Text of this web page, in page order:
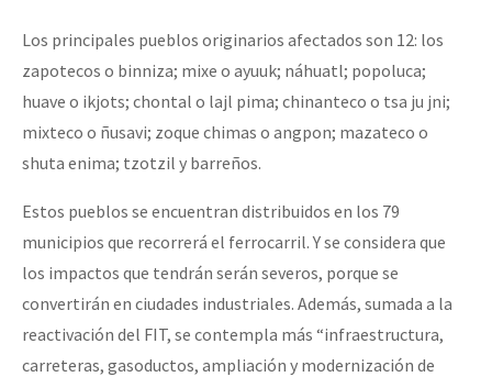
Los principales pueblos originarios afectados son 12: los
zapotecos o binniza; mixe o ayuuk; náhuatl; popoluca;
huave o ikjots; chontal o lajl pima; chinanteco o tsa ju jni;
mixteco o ñusavi; zoque chimas o angpon; mazateco o
shuta enima; tzotzil y barreños.
Estos pueblos se encuentran distribuidos en los 79
municipios que recorrerá el ferrocarril. Y se considera que
los impactos que tendrán serán severos, porque se
convertirán en ciudades industriales. Además, sumada a la
reactivación del FIT, se contempla más “infraestructura,
carreteras, gasoductos, ampliación y modernización de